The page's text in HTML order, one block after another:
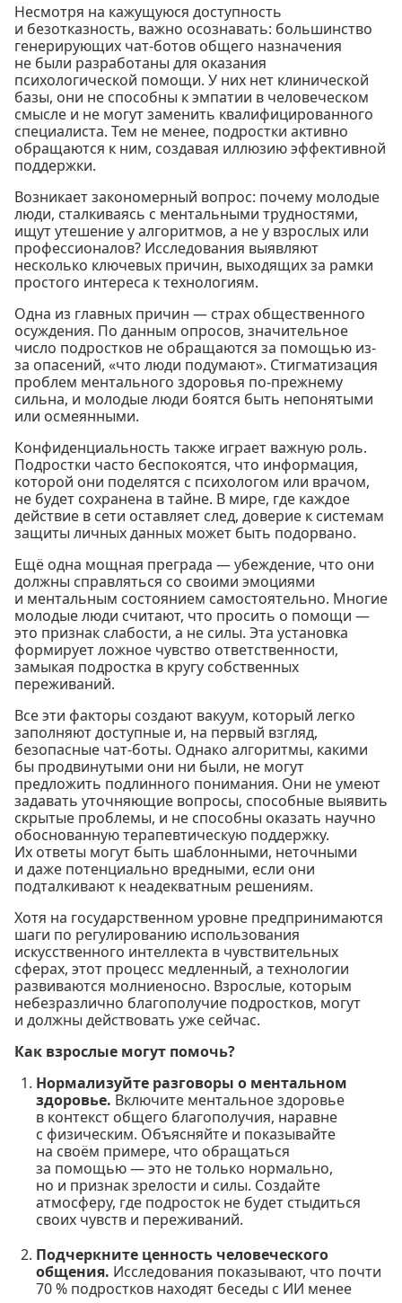
Несмотря на кажущуюся доступность
и безотказность, важно осознавать: большинство
генерирующих чат-ботов общего назначения
не были разработаны для оказания
психологической помощи. У них нет клинической
базы, они не способны к эмпатии в человеческом
смысле и не могут заменить квалифицированного
специалиста. Тем не менее, подростки активно
обращаются к ним, создавая иллюзию эффективной
поддержки.
Возникает закономерный вопрос: почему молодые
люди, сталкиваясь с ментальными трудностями,
ищут утешение у алгоритмов, а не у взрослых или
профессионалов? Исследования выявляют
несколько ключевых причин, выходящих за рамки
простого интереса к технологиям.
Одна из главных причин — страх общественного
осуждения. По данным опросов, значительное
число подростков не обращаются за помощью из-
за опасений, «что люди подумают». Стигматизация
проблем ментального здоровья по-прежнему
сильна, и молодые люди боятся быть непонятыми
или осмеянными.
Конфиденциальность также играет важную роль.
Подростки часто беспокоятся, что информация,
которой они поделятся с психологом или врачом,
не будет сохранена в тайне. В мире, где каждое
действие в сети оставляет след, доверие к системам
защиты личных данных может быть подорвано.
Ещё одна мощная преграда — убеждение, что они
должны справляться со своими эмоциями
и ментальным состоянием самостоятельно. Многие
молодые люди считают, что просить о помощи —
это признак слабости, а не силы. Эта установка
формирует ложное чувство ответственности,
замыкая подростка в кругу собственных
переживаний.
Все эти факторы создают вакуум, который легко
заполняют доступные и, на первый взгляд,
безопасные чат-боты. Однако алгоритмы, какими
бы продвинутыми они ни были, не могут
предложить подлинного понимания. Они не умеют
задавать уточняющие вопросы, способные выявить
скрытые проблемы, и не способны оказать научно
обоснованную терапевтическую поддержку.
Их ответы могут быть шаблонными, неточными
и даже потенциально вредными, если они
подталкивают к неадекватным решениям.
Хотя на государственном уровне предпринимаются
шаги по регулированию использования
искусственного интеллекта в чувствительных
сферах, этот процесс медленный, а технологии
развиваются молниеносно. Взрослые, которым
небезразлично благополучие подростков, могут
и должны действовать уже сейчас.
Как взрослые могут помочь?
Нормализуйте разговоры о ментальном
здоровье. Включите ментальное здоровье
в контекст общего благополучия, наравне
с физическим. Объясняйте и показывайте
на своём примере, что обращаться
за помощью — это не только нормально,
но и признак зрелости и силы. Создайте
атмосферу, где подросток не будет стыдиться
своих чувств и переживаний.
Подчеркните ценность человеческого
общения. Исследования показывают, что почти
70 % подростков находят беседы с ИИ менее